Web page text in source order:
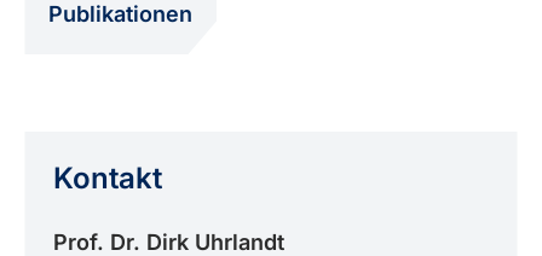
Publikationen
Kontakt
Prof. Dr. Dirk Uhrlandt